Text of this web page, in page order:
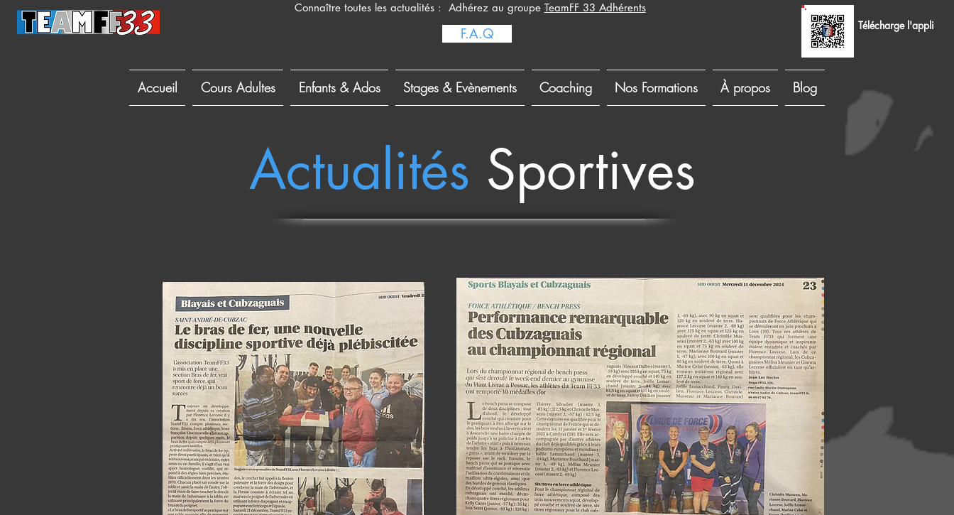
Connaître toutes les actualités : Adhérez au groupe TeamFF 33 Adhérents
F.A.Q Télécharge l'appli
Accueil Cours Adultes Enfants & Ados Stages & Evènements Coaching Nos Formations À propos Blog
Actualités Sportives